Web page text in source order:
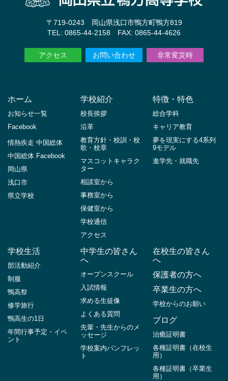
〒719-0243 岡山県浅口市鴨方町鴨方819
TEL: 0865-44-2158 FAX: 0865-44-4626
アクセス お問い合わせ 非常変災時
ホーム
お知らせ一覧
Facebook
情熱疾走 中国総体
中国総体 Facebook
岡山県
浅口市
県立学校
学校紹介
校長挨拶
沿革
教育方針・校訓・校
歌・校章
マスコットキャラク
ター
相談室から
事務室から
保健室から
学校通信
アクセス
特徴・特色
総合学科
キャリア教育
夢を現実にする4系列
9モデル
進学先・就職先
学校生活
部活動紹介
制服
鴨高祭
修学旅行
鴨高生の1日
年間行事予定・イベ
ント
中学生の皆さん
へ
オープンスクール
入試情報
求める生徒像
よくある質問
先輩・先生からのメ
ッセージ
学校案内パンフレッ
ト
在校生の皆さん
へ
保護者の方へ
卒業生の方へ
学校からのお願い
ブログ
治癒証明書
各種証明書（在校生
用）
各種証明書（卒業生
用）